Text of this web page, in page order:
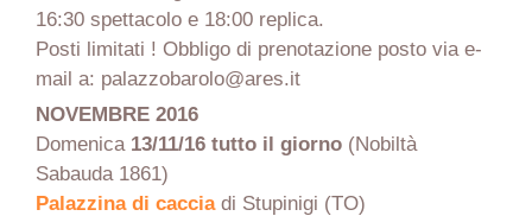
16:30 spettacolo e 18:00 replica.
Posti limitati ! Obbligo di prenotazione posto via e-
mail a: palazzobarolo@ares.it
NOVEMBRE 2016
Domenica 13/11/16 tutto il giorno (Nobiltà
Sabauda 1861)
Palazzina di caccia di Stupinigi (TO)